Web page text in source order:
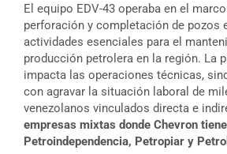
El equipo EDV-43 operaba en el
perforación y completación de pozos
actividades esenciales para el
producción petrolera en la región. La
impacta las operaciones técnicas,
con agravar la situación laboral de
venezolanos vinculados directa e
empresas mixtas donde Chevron
Petroindependencia, Petropiar y